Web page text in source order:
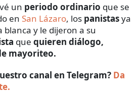
un periodo ordinario que se
en San Lázaro, los panistasya
y le dijeron a su
que quieren diálogo,
mayoriteo.
canal en Telegram? Da